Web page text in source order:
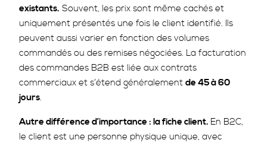
existants. Souvent, les prix sont même cachés et
uniquement présentés une fois le client identifié. Ils
peuvent aussi varier en fonction des volumes
commandés ou des remises négociées. La facturation
des commandes B2B est liée aux contrats
commerciaux et s’étend généralement de 45 à 60
jours.
Autre différence d’importance : la fiche client. En B2C,
le client est une personne physique unique, avec